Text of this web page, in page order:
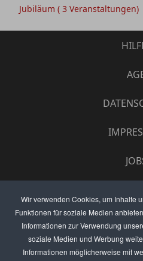
Wir verwenden Cookies, um Inhalte
Funktionen für soziale Medien
Informationen zur Verwendung
soziale Medien und Werbung
Informationen möglicherweise mit
Jubiläum ( 3 Veranstaltungen)